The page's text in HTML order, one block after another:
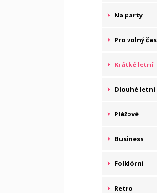
Na party
Pro volný čas
Krátké letní
Dlouhé letní
Plážové
Business
Folklórní
Retro